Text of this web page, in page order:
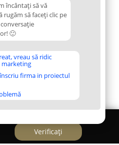
încântați să vă
rugăm să faceți clic pe
🙂
vreau să ridic
marketing
firma in proiectul
Verificați